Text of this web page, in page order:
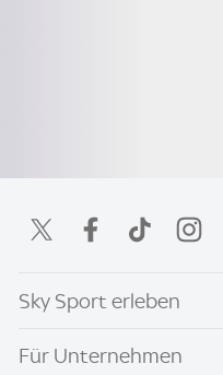
Sky Sport erleben
Für Unternehmen